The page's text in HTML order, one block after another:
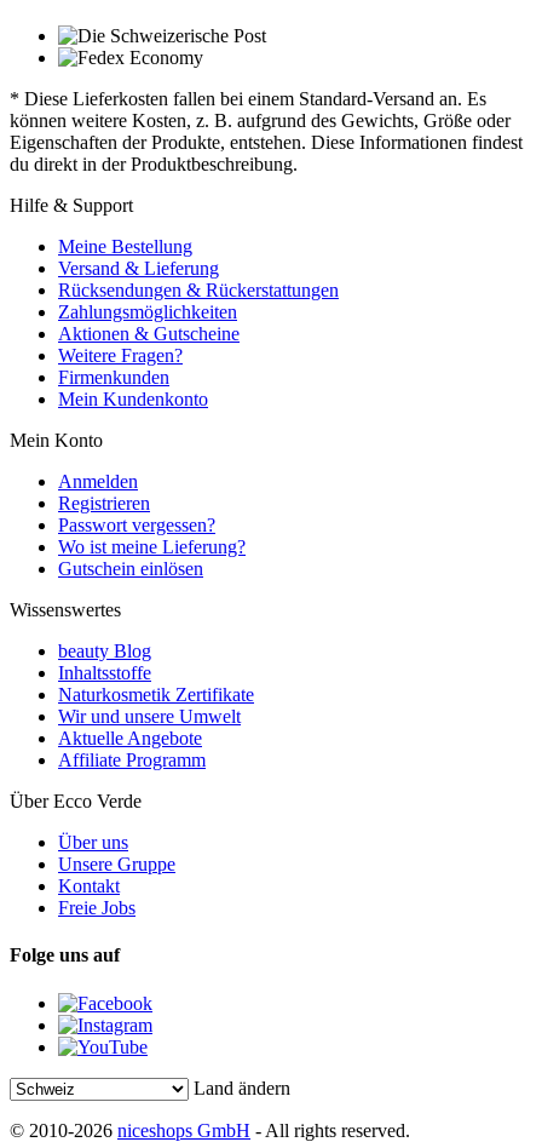
* Diese Lieferkosten fallen bei einem Standard-Versand an. Es
können weitere Kosten, z. B. aufgrund des Gewichts, Größe oder
Eigenschaften der Produkte, entstehen. Diese Informationen findest
du direkt in der Produktbeschreibung.
Hilfe & Support
Meine Bestellung
Versand & Lieferung
Rücksendungen & Rückerstattungen
Zahlungsmöglichkeiten
Aktionen & Gutscheine
Weitere Fragen?
Firmenkunden
Mein Kundenkonto
Mein Konto
Anmelden
Registrieren
Passwort vergessen?
Wo ist meine Lieferung?
Gutschein einlösen
Wissenswertes
beauty Blog
Inhaltsstoffe
Naturkosmetik Zertifikate
Wir und unsere Umwelt
Aktuelle Angebote
Affiliate Programm
Über Ecco Verde
Über uns
Unsere Gruppe
Kontakt
Freie Jobs
Folge uns auf
Land ändern
© 2010-2026 niceshops GmbH - All rights reserved.